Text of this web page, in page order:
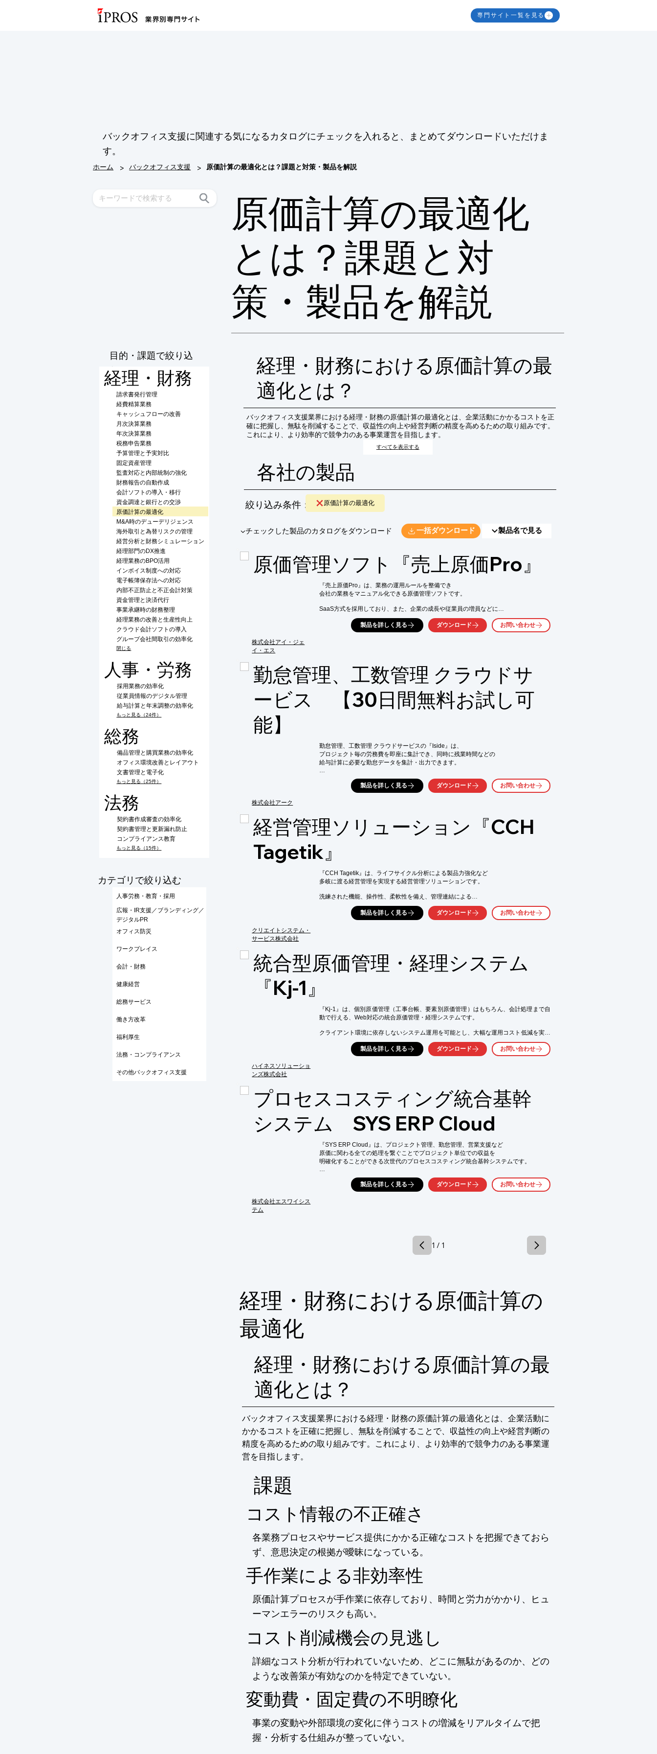
専門サイト一覧を見る
バックオフィス支援に関連する気になるカタログにチェックを入れると、まとめてダウンロードいただけま
す。
ホーム > バックオフィス支援 > 原価計算の最適化とは？課題と対策・製品を解説
原価計算の最適化
とは？課題と対
策・製品を解説
目的・課題で絞り込
む
経理・財務
請求書発行管理
経費精算業務
キャッシュフローの改善
月次決算業務
年次決算業務
税務申告業務
予算管理と予実対比
固定資産管理
監査対応と内部統制の強化
財務報告の自動作成
会計ソフトの導入・移行
資金調達と銀行との交渉
原価計算の最適化
M&A時のデューデリジェンス
海外取引と為替リスクの管理
経営分析と財務シミュレーション
経理部門のDX推進
経理業務のBPO活用
インボイス制度への対応
電子帳簿保存法への対応
内部不正防止と不正会計対策
資金管理と決済代行
事業承継時の財務整理
経理業務の改善と生産性向上
クラウド会計ソフトの導入
グループ会社間取引の効率化
閉じる
人事・労務
採用業務の効率化
従業員情報のデジタル管理
給与計算と年末調整の効率化
もっと見る（24件）
総務
備品管理と購買業務の効率化
オフィス環境改善とレイアウト
文書管理と電子化
もっと見る（25件）
法務
契約書作成審査の効率化
契約書管理と更新漏れ防止
コンプライアンス教育
もっと見る（15件）
​カテゴリで絞り込む
人事労務・教育・採用
広報・IR支援／ブランディング／
デジタルPR
オフィス防災
ワークプレイス
会計・財務
健康経営
総務サービス
働き方改革
福利厚生
法務・コンプライアンス
その他バックオフィス支援
経理・財務における原価計算の最
適化とは？
バックオフィス支援業界における経理・財務の原価計算の最適化とは、企業活動にかかるコストを正
確に把握し、無駄を削減することで、収益性の向上や経営判断の精度を高めるための取り組みです。
これにより、より効率的で競争力のある事業運営を目指します。
すべてを表示する
各社の製品
絞り込み条件： 原価計算の最適化
​▼チェックした製品のカタログをダウンロード 一括ダウンロード 製品名で見る
原価管理ソフト『売上原価Pro』
株式会社アイ・ジェ
イ・エス
『売上原価Pro』は、業務の運用ルールを整備でき
会社の業務をマニュアル化できる原価管理ソフトです。
SaaS方式を採用しており、また、企業の成長や従業員の増員などに
合わせて、いつでもシステムの拡張ができます。
ご要望の際はお気軽にお問い合わせください。
■バージョンUP無償
■インターネットがつながれば、どこでも使用可能
■バックアップサービスもあるので安心して使える　など
※詳しくはPDFをダウンロードして頂くか、お問い合わせください。
製品を詳しく見る ダウンロード お問い合わせ
勤怠管理、工数管理 クラウドサ
ービス 【30日間無料お試し可
能】
株式会社アーク
勤怠管理、工数管理 クラウドサービスの『Iside』は、
プロジェクト毎の労務費を即座に集計でき、同時に残業時間などの
給与計算に必要な勤怠データを集計・出力できます。
退勤時に各自が工数データを入力することにより、
リアルタイムな原価管理が可能となりました。
スケジュールをベースに毎日、業務の作業時間(工数)を登録することで、
残業時間などの給与計算に必要な勤怠データが簡単に集計できます。
タイムカードや出勤簿の収集、勤務時間・残業時間の集計、
休暇・休日勤務などの 申請・承認、記録事務が大幅に簡素化されます。
■業務の採算が容易につかめる
工数実績の集計が容易にでき、業務の製造原価の算出がスピーディになり、
■業務の分析、改善に好適
業務のどこに時間がかかっているのかモニタリングし、
改善すべき業務を見つけ出します。 また、改善策の効果を数値で把握できます。
製品を詳しく見る ダウンロード お問い合わせ
経営管理ソリューション『CCH
Tagetik』
クリエイトシステム・
サービス株式会社
『CCH Tagetik』は、ライフサイクル分析による製品力強化など
多岐に渡る経営管理を実現する経営管理ソリューションです。
洗練された機能、操作性、柔軟性を備え、管理連結による
市場性判断、事業強化ポイントを見える化。経験豊富な
当社コンサルタントが技術力と知恵でお応えします。
■管理連結による収益性管理
■会計期間を跨るプロジェクト期間による収益性管理
製品を詳しく見る ダウンロード お問い合わせ
統合型原価管理・経理システム
『Kj-1』
ハイネスソリューショ
ンズ株式会社
『Kj-1』は、個別原価管理（工事台帳、要素別原価管理）はもちろん、会計処理まで自
動で行える、Web対応の統合原価管理・経理システムです。
クライアント環境に依存しないシステム運用を可能とし、大幅な運用コスト低減を実現
ワークフロー機能を実装することにより、内部統制対応・ビジネスロジックをスマート
に実現し、業務効率向上と社内コミュニケーションを高めます。
■セキュリティ管理
■迅速な法制対応
詳しくはカタログをご覧頂くか、お気軽にお問い合わせ下さい。
製品を詳しく見る ダウンロード お問い合わせ
プロセスコスティング統合基幹
システム SYS ERP Cloud
株式会社エスワイシス
テム
『SYS ERP Cloud』は、プロジェクト管理、勤怠管理、営業支援など
原価に関わる全ての処理を繋ぐことでプロジェクト単位での収益を
明確化することができる次世代のプロセスコスティング統合基幹システムです。
当システムを導入することによって、会社が成長するために必要な
“ちゃんとした原価管理”を実現。
■実原価と共通原価の配賦によるリアルな原価管理
■不正や金銭トラブルを事前に発見できる
■従業員の勤怠状況・時間外労働が一目でわかる
■法令に則った契約書類の発行が自動でできる
製品を詳しく見る ダウンロード お問い合わせ
1 / 1
経理・財務における原価計算の
最適化
経理・財務における原価計算の最
適化とは？
バックオフィス支援業界における経理・財務の原価計算の最適化とは、企業活動に
かかるコストを正確に把握し、無駄を削減することで、収益性の向上や経営判断の
精度を高めるための取り組みです。これにより、より効率的で競争力のある事業運
営を目指します。
​課題
コスト情報の不正確さ
各業務プロセスやサービス提供にかかる正確なコストを把握できておら
ず、意思決定の根拠が曖昧になっている。
手作業による非効率性
原価計算プロセスが手作業に依存しており、時間と労力がかかり、ヒュ
ーマンエラーのリスクも高い。
コスト削減機会の見逃し
詳細なコスト分析が行われていないため、どこに無駄があるのか、どの
ような改善策が有効なのかを特定できていない。
変動費・固定費の不明瞭化
事業の変動や外部環境の変化に伴うコストの増減をリアルタイムで把
握・分析する仕組みが整っていない。